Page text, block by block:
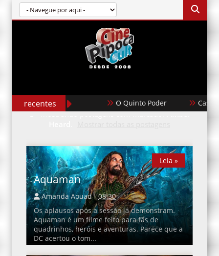
recentes O Quinto Poder
Mostrando postagens com marcadorAmber
Aquaman
Amanda Aouad
08:30
Os aplausos após a sessão já demonstram.
Aquaman é um filme feito para fãs de
quadrinhos, heróis e aventuras. Parece que a
DC acertou o tom...
Leia »
Leia »